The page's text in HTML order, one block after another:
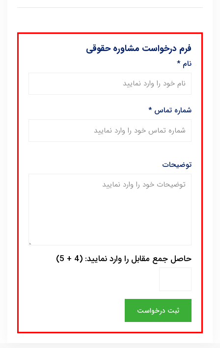
فرم درخواست مشاوره حقوقی
نام*
شماره تماس*
توضیحات
حاصل جمع مقابل را وارد نمایید: (4 + 5)